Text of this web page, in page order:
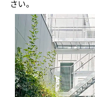
さい。